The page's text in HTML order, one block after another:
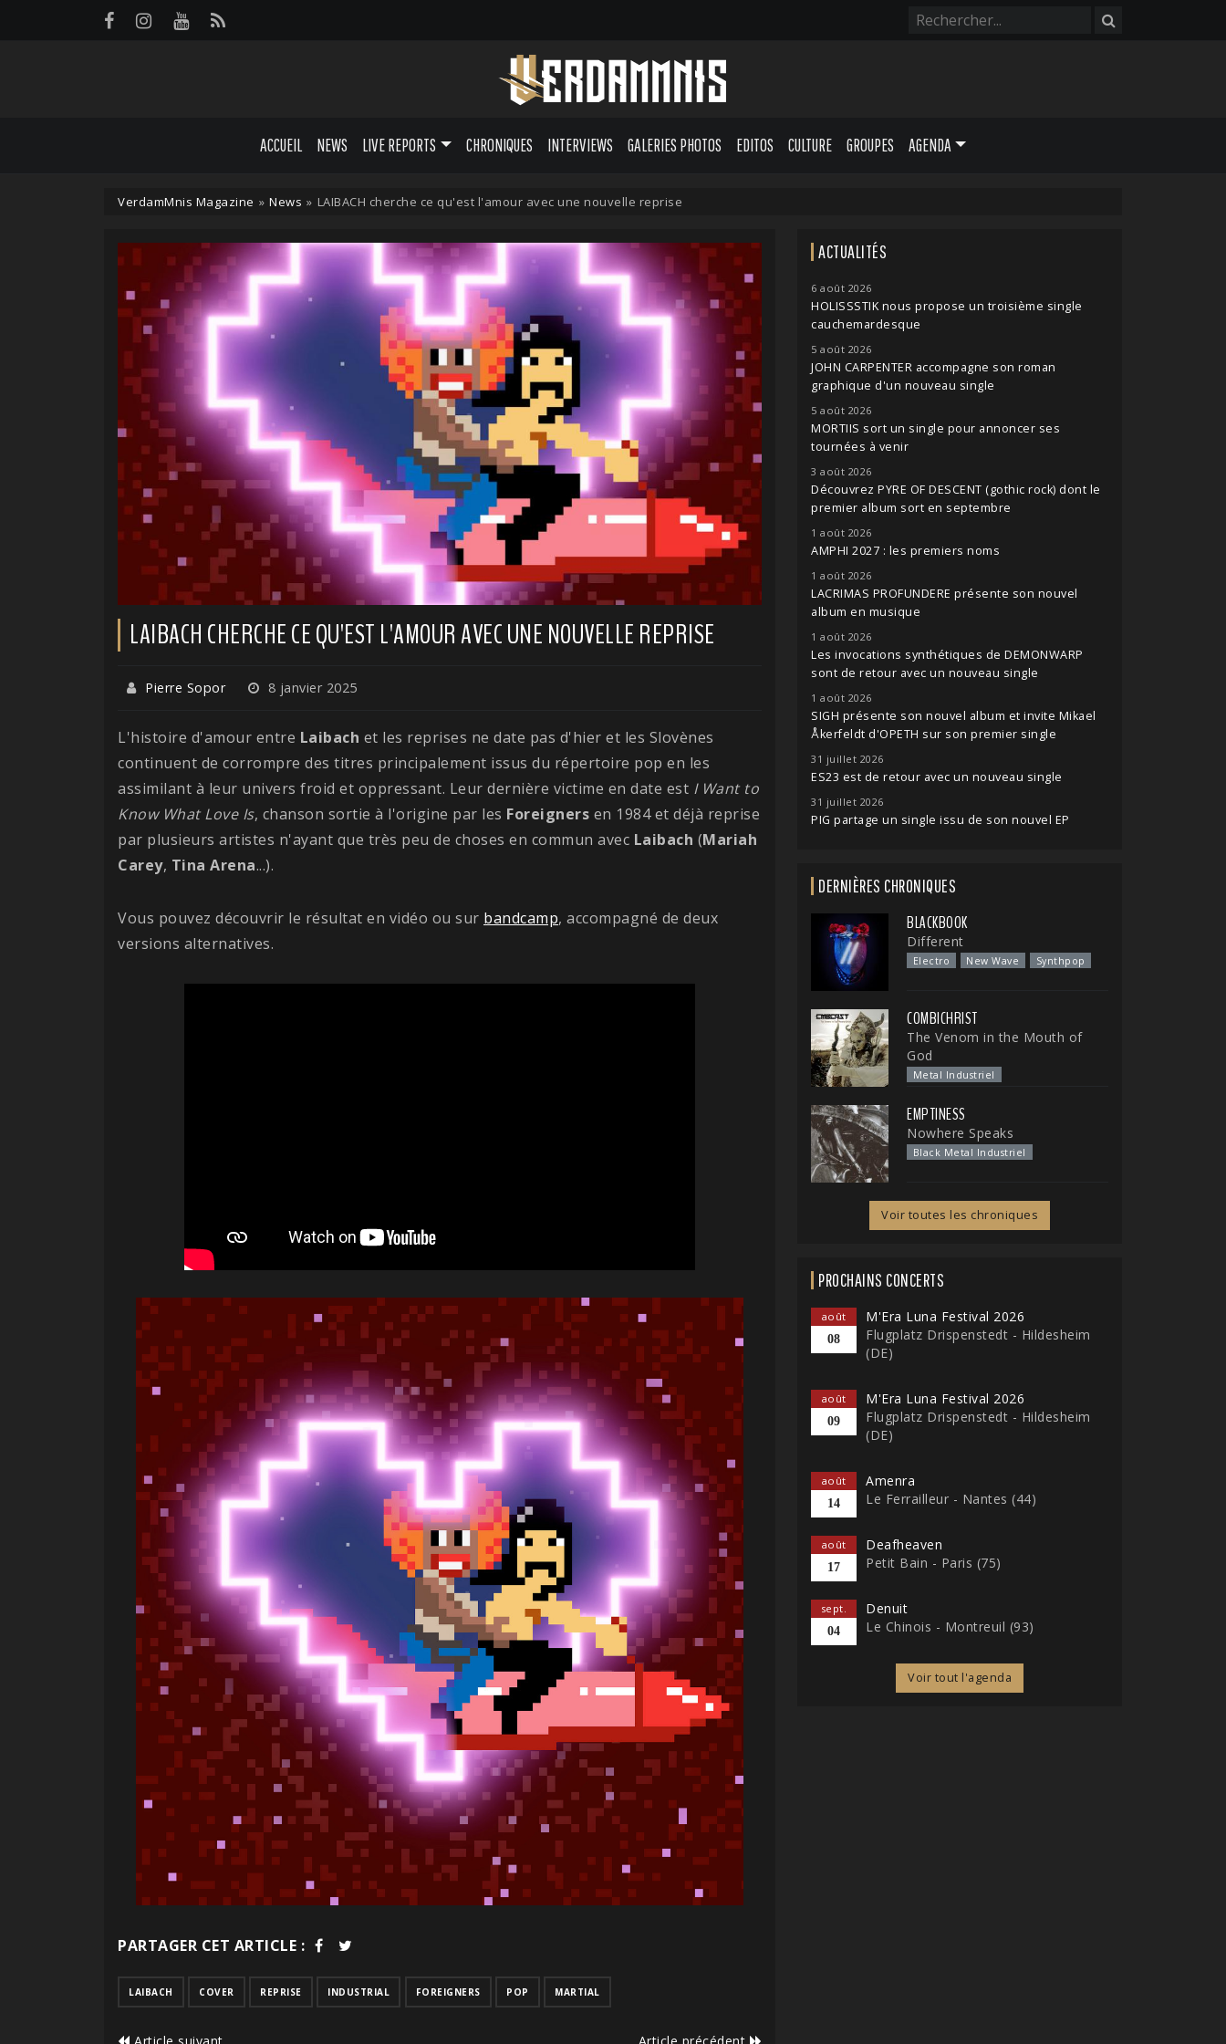
ACCUEIL NEWS LIVE REPORTS CHRONIQUES INTERVIEWS GALERIES PHOTOS EDITOS CULTURE GROUPES AGENDA
VerdamMnis Magazine » News » LAIBACH cherche ce qu'est l'amour avec une nouvelle reprise
LAIBACH CHERCHE CE QU'EST L'AMOUR AVEC UNE NOUVELLE REPRISE
Pierre Sopor 8 janvier 2025
L'histoire d'amour entre Laibach et les reprises ne date pas d'hier et les Slovènes
continuent de corrompre des titres principalement issus du répertoire pop en les
assimilant à leur univers froid et oppressant. Leur dernière victime en date est I Want to
Know What Love Is, chanson sortie à l'origine par les Foreigners en 1984 et déjà reprise
par plusieurs artistes n'ayant que très peu de choses en commun avec Laibach (Mariah
Carey, Tina Arena...).
Vous pouvez découvrir le résultat en vidéo ou sur bandcamp, accompagné de deux
versions alternatives.
PARTAGER CET ARTICLE :
LAIBACH COVER REPRISE INDUSTRIAL FOREIGNERS POP MARTIAL
ACTUALITÉS
6 août 2026
HOLISSSTIK nous propose un troisième single
cauchemardesque
5 août 2026
JOHN CARPENTER accompagne son roman
graphique d'un nouveau single
5 août 2026
MORTIIS sort un single pour annoncer ses
tournées à venir
3 août 2026
Découvrez PYRE OF DESCENT (gothic rock) dont le
premier album sort en septembre
1 août 2026
AMPHI 2027 : les premiers noms
1 août 2026
LACRIMAS PROFUNDERE présente son nouvel
album en musique
1 août 2026
Les invocations synthétiques de DEMONWARP
sont de retour avec un nouveau single
1 août 2026
SIGH présente son nouvel album et invite Mikael
Åkerfeldt d'OPETH sur son premier single
31 juillet 2026
ES23 est de retour avec un nouveau single
31 juillet 2026
PIG partage un single issu de son nouvel EP
DERNIÈRES CHRONIQUES
BLACKBOOK
Different
Electro New Wave Synthpop
COMBICHRIST
The Venom in the Mouth of
God
Metal Industriel
EMPTINESS
Nowhere Speaks
Black Metal Industriel
Voir toutes les chroniques
PROCHAINS CONCERTS
août
08
M'Era Luna Festival 2026
Flugplatz Drispenstedt - Hildesheim
(DE)
août
09
M'Era Luna Festival 2026
Flugplatz Drispenstedt - Hildesheim
(DE)
août
14
Amenra
Le Ferrailleur - Nantes (44)
août
17
Deafheaven
Petit Bain - Paris (75)
sept.
04
Denuit
Le Chinois - Montreuil (93)
Voir tout l'agenda
Panneau de gestion des cookies